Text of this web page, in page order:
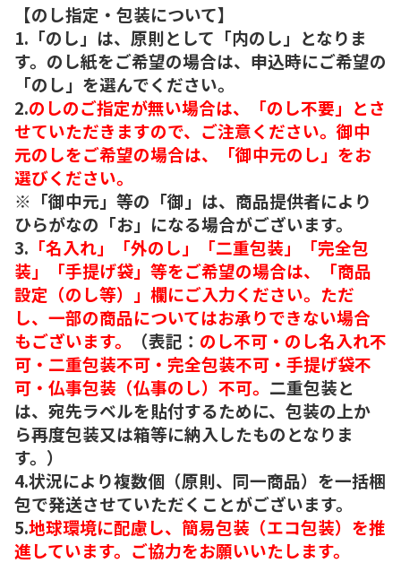
【のし指定・包装について】
1.「のし」は、原則として「内のし」となりま
す。のし紙をご希望の場合は、申込時にご希望の
「のし」を選んでください。
2.のしのご指定が無い場合は、「のし不要」とさ
せていただきますので、ご注意ください。御中
元のしをご希望の場合は、「御中元のし」をお
選びください。
※「御中元」等の「御」は、商品提供者により
ひらがなの「お」になる場合がございます。
3. 「名入れ」「外のし」「二重包装」「完全包
装」「手提げ袋」等をご希望の場合は、「商品
設定（のし等）」欄にご入力ください。ただ
し、一部の商品についてはお承りできない場合
もございます。
（表記： のし不可・のし名入れ不
可・二重包装不可・完全包装不可・手提げ袋不
可・仏事包装（仏事のし）不可。 二重包装と
は、宛先ラベルを貼付するために、包装の上か
ら再度包装又は箱等に納入したものとなりま
す。）
4.状況により複数個（原則、同一商品）を一括梱
包で発送させていただくことがございます。
5.地球環境に配慮し、簡易包装（エコ包装）を推
進しています。ご協力をお願いいたします。